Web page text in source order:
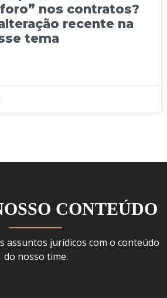
nos contratos?
recente na
tema
CONTEÚDO
assuntos jurídicos com o conteúdo
do nosso time.